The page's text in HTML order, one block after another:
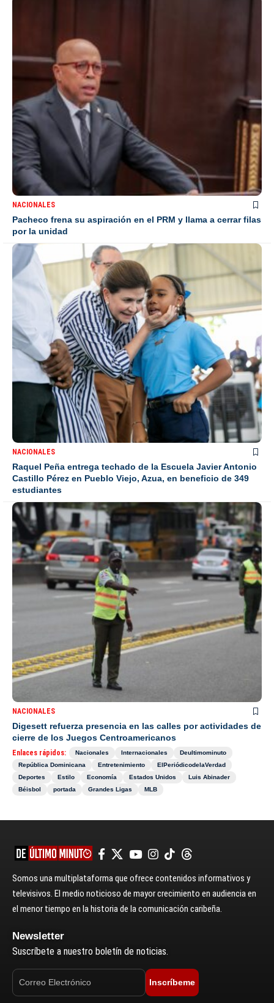
NACIONALES
Pacheco frena su aspiración en el PRM y llama a cerrar filas
por la unidad
NACIONALES
Raquel Peña entrega techado de la Escuela Javier Antonio
Castillo Pérez en Pueblo Viejo, Azua, en beneficio de 349
estudiantes
NACIONALES
Digesett refuerza presencia en las calles por actividades de
cierre de los Juegos Centroamericanos
Enlaces rápidos: Nacionales Internacionales
Deultimominuto
República Dominicana
Entretenimiento
ElPeriódicodelaVerdad
Deportes
Estilo Economía Estados Unidos
Luis Abinader
Béisbol
portada Grandes Ligas MLB
Somos una multiplataforma que ofrece contenidos informativos y
televisivos. El medio noticioso de mayor crecimiento en audiencia en
el menor tiempo en la historia de la comunicación caribeña.
Newsletter
Suscríbete a nuestro boletín de noticias.
Inscríbeme